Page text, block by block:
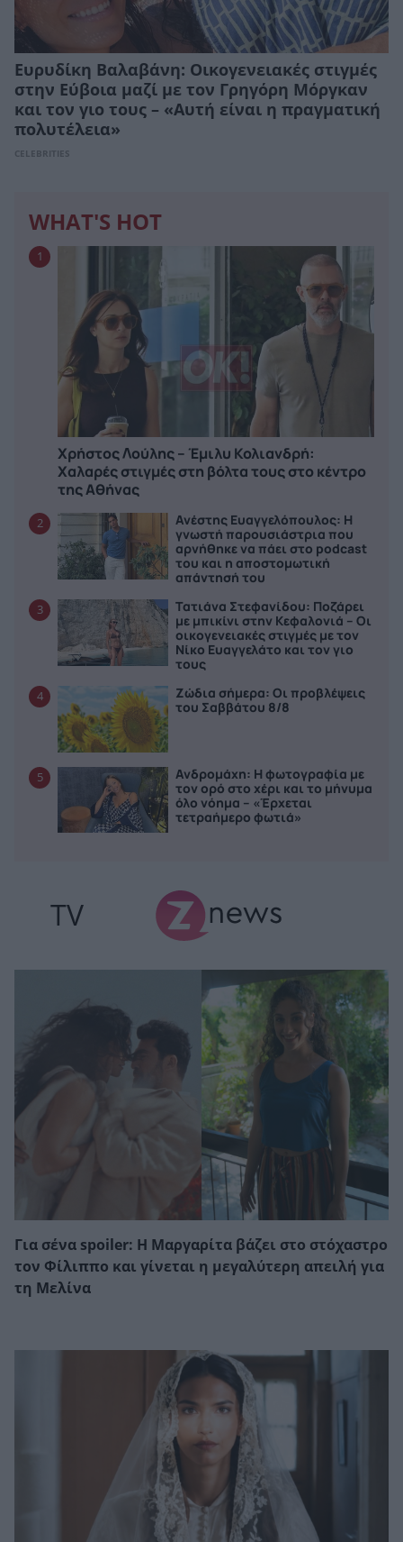
Ευρυδίκη Βαλαβάνη: Οικογενειακές στιγμές
στην Εύβοια μαζί με τον Γρηγόρη Μόργκαν
και τον γιο τους – «Αυτή είναι η πραγματική
πολυτέλεια»
CELEBRITIES
WHAT'S HOT
1
Χρήστος Λούλης – Έμιλυ Κολιανδρή:
Χαλαρές στιγμές στη βόλτα τους στο κέντρο
της Αθήνας
2
Ανέστης Ευαγγελόπουλος: Η
γνωστή παρουσιάστρια που
αρνήθηκε να πάει στο podcast
του και η αποστομωτική
απάντησή του
3
Τατιάνα Στεφανίδου: Ποζάρει
με μπικίνι στην Κεφαλονιά – Οι
οικογενειακές στιγμές με τον
Νίκο Ευαγγελάτο και τον γιο
τους
4
Ζώδια σήμερα: Οι προβλέψεις
του Σαββάτου 8/8
5
Ανδρομάχη: Η φωτογραφία με
τον ορό στο χέρι και το μήνυμα
όλο νόημα – «Έρχεται
τετραήμερο φωτιά»
TV
Για σένα spoiler: Η Μαργαρίτα βάζει στο στόχαστρο
τον Φίλιππο και γίνεται η μεγαλύτερη απειλή για
τη Μελίνα